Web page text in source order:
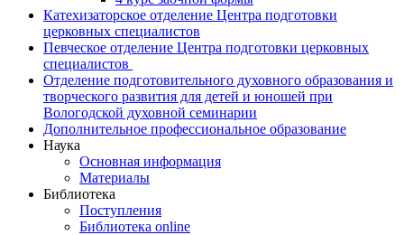
Катехизаторское отделение Центра подготовки
церковных специалистов
Певческое отделение Центра подготовки церковных
специалистов
Отделение подготовительного духовного образования и
творческого развития для детей и юношей при
Вологодской духовной семинарии
Дополнительное профессиональное образование
Наука
Основная информация
Материалы
Библиотека
Поступления
Библиотека online